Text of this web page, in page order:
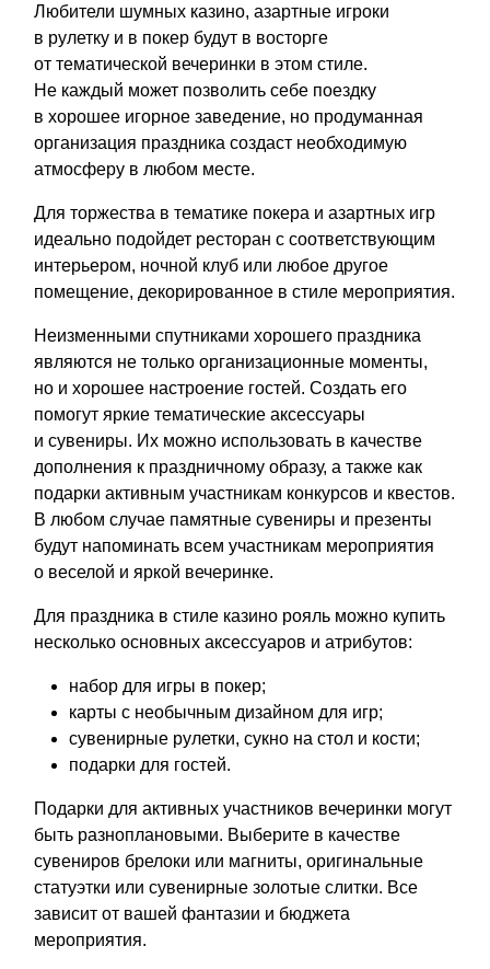
Любители шумных казино, азартные игроки
в рулетку и в покер будут в восторге
от тематической вечеринки в этом стиле.
Не каждый может позволить себе поездку
в хорошее игорное заведение, но продуманная
организация праздника создаст необходимую
атмосферу в любом месте.
Для торжества в тематике покера и азартных игр
идеально подойдет ресторан с соответствующим
интерьером, ночной клуб или любое другое
помещение, декорированное в стиле мероприятия.
Неизменными спутниками хорошего праздника
являются не только организационные моменты,
но и хорошее настроение гостей. Создать его
помогут яркие тематические аксессуары
и сувениры. Их можно использовать в качестве
дополнения к праздничному образу, а также как
подарки активным участникам конкурсов и квестов.
В любом случае памятные сувениры и презенты
будут напоминать всем участникам мероприятия
о веселой и яркой вечеринке.
Для праздника в стиле казино рояль можно купить
несколько основных аксессуаров и атрибутов:
набор для игры в покер;
карты с необычным дизайном для игр;
сувенирные рулетки, сукно на стол и кости;
подарки для гостей.
Подарки для активных участников вечеринки могут
быть разноплановыми. Выберите в качестве
сувениров брелоки или магниты, оригинальные
статуэтки или сувенирные золотые слитки. Все
зависит от вашей фантазии и бюджета
мероприятия.